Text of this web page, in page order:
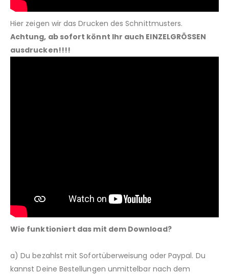
Hier zeigen wir das Drucken des Schnittmusters.
Achtung, ab sofort könnt Ihr auch EINZELGRÖSSEN
ausdrucken!!!!
Wie funktioniert das mit dem Download?
a) Du bezahlst mit Sofortüberweisung oder Paypal. Du
kannst Deine Bestellungen unmittelbar nach dem